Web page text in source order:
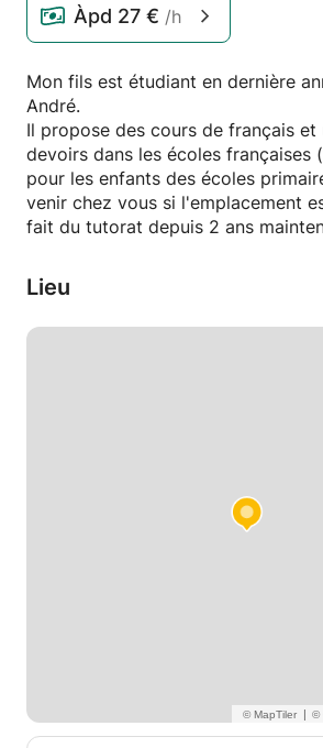
Àpd 27 € /h
Mon fils est étudiant en dernière
André.
Il propose des cours de français et
devoirs dans les écoles françaises
pour les enfants des écoles
venir chez vous si l'emplacement
fait du tutorat depuis 2 ans
Lieu
|